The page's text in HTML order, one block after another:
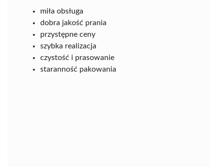
miła obsługa
dobra jakość prania
przystępne ceny
szybka realizacja
czystość i prasowanie
staranność pakowania